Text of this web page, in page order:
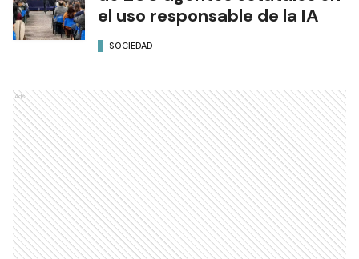
el uso responsable de la IA
SOCIEDAD
Ads